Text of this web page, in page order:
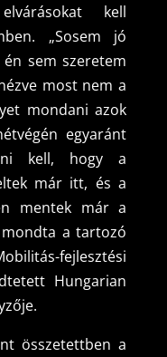
kell
„Sosem jó
sem szeretem
most nem a
mondani azok
egyaránt
kell, hogy a
már itt, és a
mentek már a
mondta a tartozó
fejlesztési
Hungarian
összetettben a